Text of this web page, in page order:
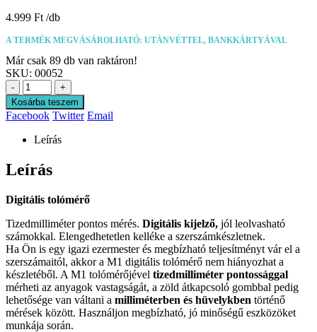
4.999 Ft
A TERMÉK MEGVÁSÁROLHATÓ: UTÁNVÉTTEL, BANKKÁRTYÁVAL
Már csak 89 db van raktáron!
SKU: 00052
-
+
Kosárba teszem
Facebook Twitter Email
Leírás
Leírás
Digitális tolómérő
Tizedmilliméter pontos mérés. Digitális kijelző, jól leolvasható
számokkal. Elengedhetetlen kelléke a szerszámkészletnek.
Ha Ön is egy igazi ezermester és megbízható teljesítményt vár el a
szerszámaitól, akkor a M1 digitális tolómérő nem hiányozhat a
készletéből. A M1 tolómérőjével tizedmilliméter pontossággal
mérheti az anyagok vastagságát, a zöld átkapcsoló gombbal pedig
lehetősége van váltani a milliméterben és hüvelykben történő
mérések között. Használjon megbízható, jó minőségű eszközöket
munkája során.